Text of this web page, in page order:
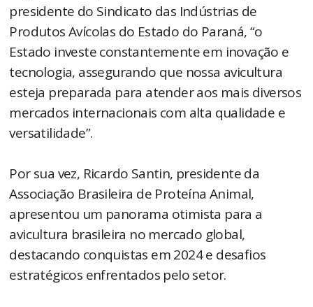
presidente do Sindicato das Indústrias de
Produtos Avícolas do Estado do Paraná, “o
Estado investe constantemente em inovação e
tecnologia, assegurando que nossa avicultura
esteja preparada para atender aos mais diversos
mercados internacionais com alta qualidade e
versatilidade”.
Por sua vez, Ricardo Santin, presidente da
Associação Brasileira de Proteína Animal,
apresentou um panorama otimista para a
avicultura brasileira no mercado global,
destacando conquistas em 2024 e desafios
estratégicos enfrentados pelo setor.